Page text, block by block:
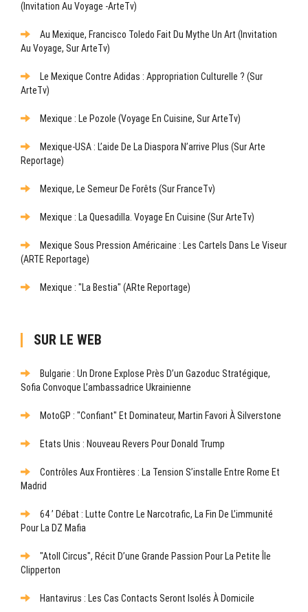
(Invitation Au Voyage -ArteTv)
Au Mexique, Francisco Toledo Fait Du Mythe Un Art (Invitation
Au Voyage, Sur ArteTv)
Le Mexique Contre Adidas : Appropriation Culturelle ? (sur
ArteTv)
Mexique : Le Pozole (Voyage En Cuisine, Sur ArteTv)
Mexique-USA : L’aide De La Diaspora N’arrive Plus (sur Arte
Reportage)
Mexique, Le Semeur De Forêts (sur FranceTv)
Mexique : La Quesadilla. Voyage En Cuisine (sur ArteTv)
Mexique Sous Pression Américaine : Les Cartels Dans Le Viseur
(ARTE Reportage)
Mexique : "La Bestia" (ARte Reportage)
SUR LE WEB
Bulgarie : Un Drone Explose Près D’un Gazoduc Stratégique,
Sofia Convoque L’ambassadrice Ukrainienne
MotoGP : "Confiant" Et Dominateur, Martin Favori À Silverstone
Etats Unis : Nouveau Revers Pour Donald Trump
Contrôles Aux Frontières : La Tension S’installe Entre Rome Et
Madrid
64 ’ Débat : Lutte Contre Le Narcotrafic, La Fin De L’immunité
Pour La DZ Mafia
"Atoll Circus", Récit D’une Grande Passion Pour La Petite Île
Clipperton
Hantavirus : Les Cas Contacts Seront Isolés À Domicile